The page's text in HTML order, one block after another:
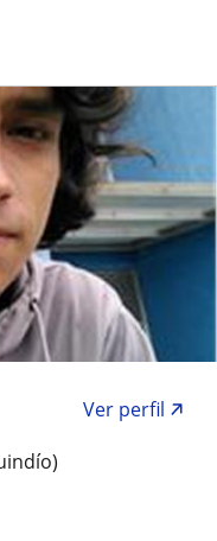
Ver perfil